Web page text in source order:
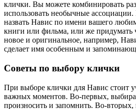
клички. Вы можете комбинировать
использовать необычные
назвать Навис по имени вашего
книги или фильма, или же придумать
новое и оригинальное, например,
сделает имя особенным и
Советы по выбору клички
При выборе клички для Навис стоит
важных моментов. Во-первых,
произносить и запомнить. Во-вторых,